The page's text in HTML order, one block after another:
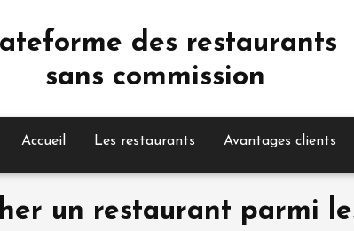
des restaurants
sans commission
Accueil Les restaurants Avantages clients
un restaurant parmi